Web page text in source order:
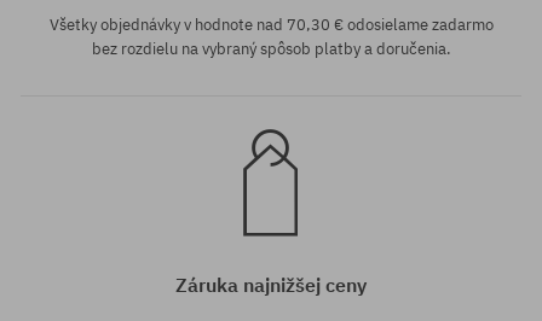
Všetky objednávky v hodnote nad 70,30 € odosielame zadarmo
bez rozdielu na vybraný spôsob platby a doručenia.
Záruka najnižšej ceny